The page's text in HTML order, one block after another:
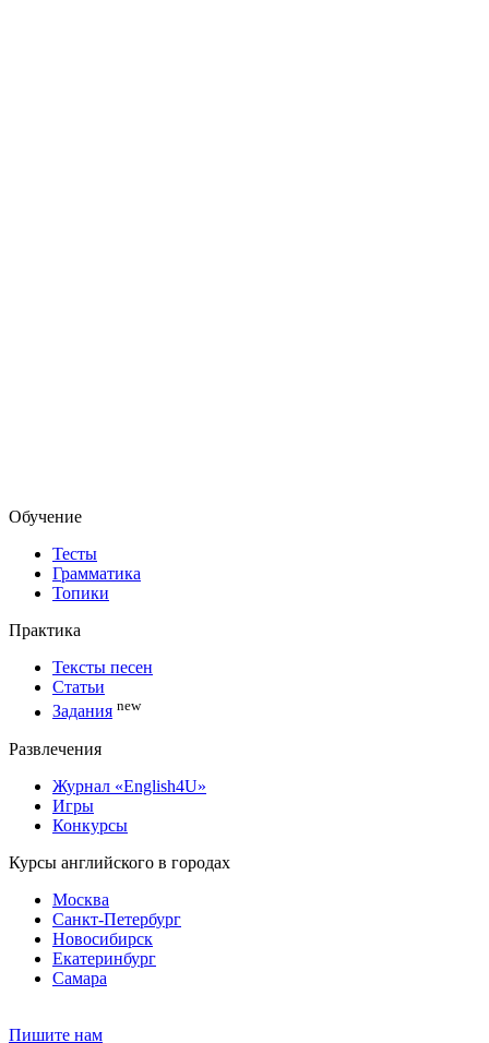
Обучение
Тесты
Грамматика
Топики
Практика
Тексты песен
Статьи
Задания new
Развлечения
Журнал «English4U»
Игры
Конкурсы
Курсы английского в городах
Москва
Санкт-Петербург
Новосибирск
Екатеринбург
Самара
Пишите нам